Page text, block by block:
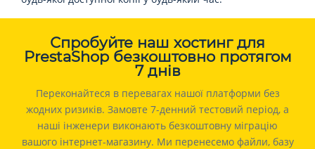
Спробуйте наш хостинг для
PrestaShop безкоштовно протягом
7 днів
Переконайтеся в перевагах нашої платформи без
жодних ризиків. Замовте 7-денний тестовий період, а
наші інженери виконають безкоштовну міграцію
вашого інтернет-магазину. Ми перенесемо файли, базу